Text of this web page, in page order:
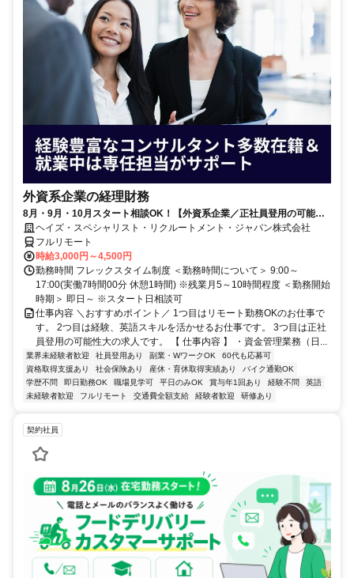
外資系企業の経理財務
8月・9月・10月スタート相談OK！【外資系企業／正社員登用の可能性
大／700万～800万／リモート勤務OK】経理財務
ヘイズ・スペシャリスト・リクルートメント・ジャパン株式会社
フルリモート
時給3,000円～4,500円
勤務時間 フレックスタイム制度 ＜勤務時間について＞ 9:00～
17:00(実働7時間00分 休憩1時間) ※残業月5～10時間程度 ＜勤務開始
時期＞ 即日～ ※スタート日相談可
仕事内容 ＼おすすめポイント／ 1つ目はリモート勤務OKのお仕事で
す。 2つ目は経験、英語スキルを活かせるお仕事です。 3つ目は正社
員登用の可能性大の求人です。 【 仕事内容 】 ・資金管理業務（日...
業界未経験者歓迎 社員登用あり 副業・WワークOK
60代も応募可
資格取得支援あり
社会保険あり 産休・育休取得実績あり
バイク通勤OK
学歴不問
即日勤務OK 職場見学可 平日のみOK 賞与年1回あり 経験不問
英語
未経験者歓迎
フルリモート 交通費全額支給 経験者歓迎 研修あり
契約社員